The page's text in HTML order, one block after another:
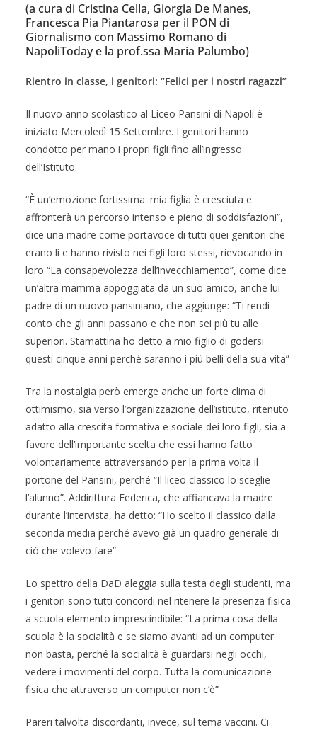
(a cura di Cristina Cella, Giorgia De Manes,
Francesca Pia Piantarosa per il PON di
Giornalismo con Massimo Romano di
NapoliToday e la prof.ssa Maria Palumbo)
Rientro in classe, i genitori: “Felici per i nostri ragazzi”
Il nuovo anno scolastico al Liceo Pansini di Napoli è
iniziato Mercoledì 15 Settembre. I genitori hanno
condotto per mano i propri figli fino all’ingresso
dell’Istituto.
“È un’emozione fortissima: mia figlia è cresciuta e
affronterà un percorso intenso e pieno di soddisfazioni”,
dice una madre come portavoce di tutti quei genitori che
erano lì e hanno rivisto nei figli loro stessi, rievocando in
loro “La consapevolezza dell’invecchiamento”, come dice
un’altra mamma appoggiata da un suo amico, anche lui
padre di un nuovo pansiniano, che aggiunge: “Ti rendi
conto che gli anni passano e che non sei più tu alle
superiori. Stamattina ho detto a mio figlio di godersi
questi cinque anni perché saranno i più belli della sua vita”
Tra la nostalgia però emerge anche un forte clima di
ottimismo, sia verso l’organizzazione dell’istituto, ritenuto
adatto alla crescita formativa e sociale dei loro figli, sia a
favore dell’importante scelta che essi hanno fatto
volontariamente attraversando per la prima volta il
portone del Pansini, perché “Il liceo classico lo sceglie
l’alunno”. Addirittura Federica, che affiancava la madre
durante l’intervista, ha detto: “Ho scelto il classico dalla
seconda media perché avevo già un quadro generale di
ciò che volevo fare”.
Lo spettro della DaD aleggia sulla testa degli studenti, ma
i genitori sono tutti concordi nel ritenere la presenza fisica
a scuola elemento imprescindibile: “La prima cosa della
scuola è la socialità e se siamo avanti ad un computer
non basta, perché la socialità è guardarsi negli occhi,
vedere i movimenti del corpo. Tutta la comunicazione
fisica che attraverso un computer non c’è”
Pareri talvolta discordanti, invece, sul tema vaccini. Ci